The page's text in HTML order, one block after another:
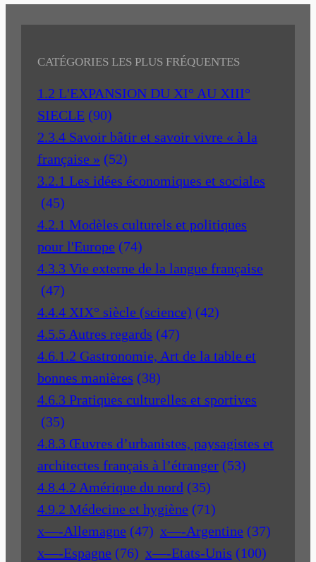
CATÉGORIES LES PLUS FRÉQUENTES
1.2 L'EXPANSION DU XI° AU XIII°
SIECLE (90)
2.3.4 Savoir bâtir et savoir vivre « à la
française » (52)
3.2.1 Les idées économiques et sociales
(45)
4.2.1 Modèles culturels et politiques
pour l'Europe (74)
4.3.3 Vie externe de la langue française
(47)
4.4.4 XIX° siècle (science) (42)
4.5.5 Autres regards (47)
4.6.1.2 Gastronomie, Art de la table et
bonnes manières (38)
4.6.3 Pratiques culturelles et sportives
(35)
4.8.3 Œuvres d’urbanistes, paysagistes et
architectes français à l’étranger (53)
4.8.4.2 Amérique du nord (35)
4.9.2 Médecine et hygiène (71)
x—-Allemagne (47) x—-Argentine (37)
x—-Espagne (76) x—-Etats-Unis (100)